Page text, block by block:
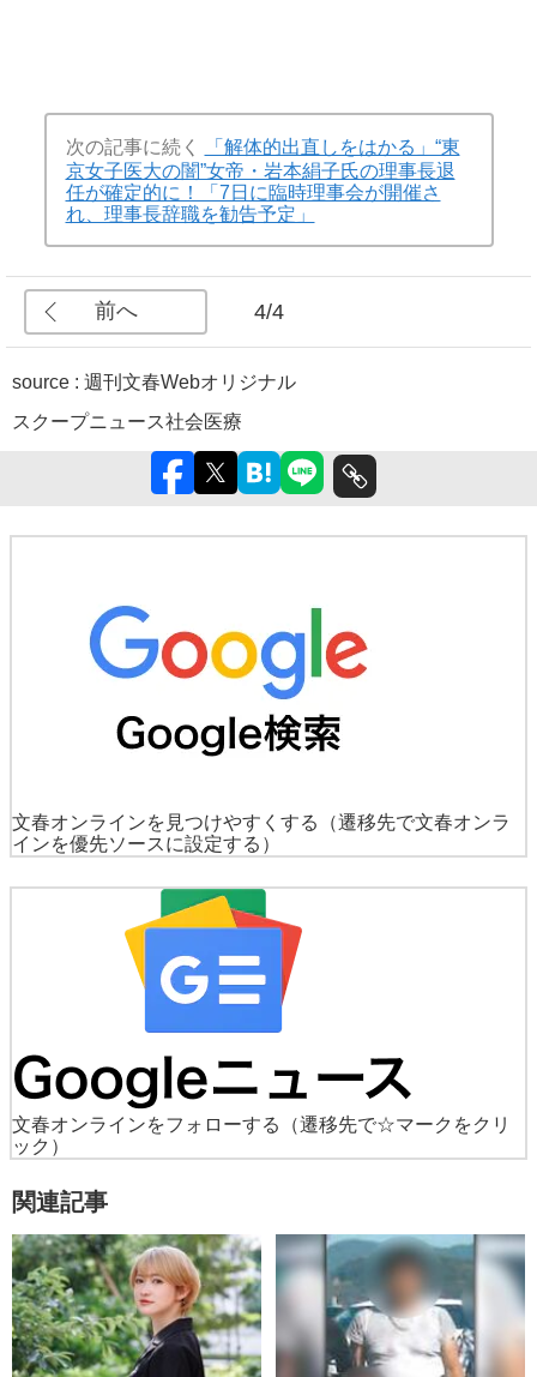
次の記事に続く
「解体的出直しをはかる」“東
京女子医大の闇”女帝・岩本絹子氏の理事長退
任が確定的に！「7日に臨時理事会が開催さ
れ、理事長辞職を勧告予定」
前へ 4/4
source : 週刊文春Webオリジナル
スクープニュース社会医療
文春オンラインを見つけやすくする
（遷移先で文春オンラ
インを優先ソースに設定する）
文春オンラインをフォローする
（遷移先で☆マークをクリ
ック）
関連記事